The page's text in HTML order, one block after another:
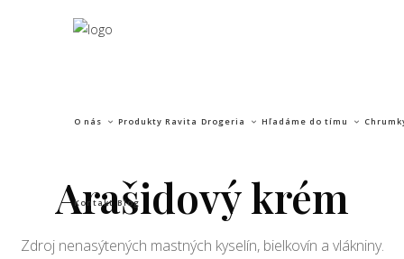
O nás Produkty Ravita Drogeria Hľadáme do tímu
Kontakt Blog
Arašidový krém
Zdroj nenasýtených mastných kyselín, bielkovín a vlákniny.